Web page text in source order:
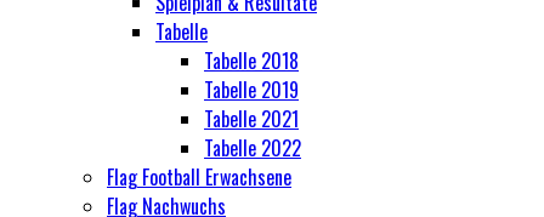
Tabelle
Tabelle 2018
Tabelle 2019
Tabelle 2021
Tabelle 2022
Flag Football Erwachsene
Flag Nachwuchs